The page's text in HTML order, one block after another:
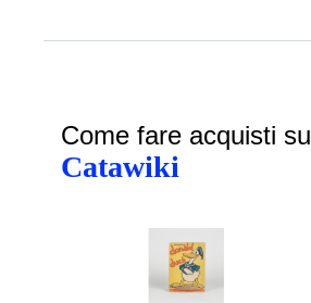
Come fare acquisti su
Catawiki